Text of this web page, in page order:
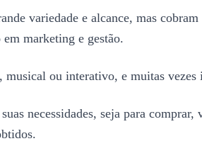
variedade e alcance, mas
marketing e gestão.
ou interativo, e muitas
necessidades, seja para